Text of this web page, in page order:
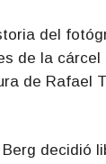
del
de la cárcel
de Rafael
decidió